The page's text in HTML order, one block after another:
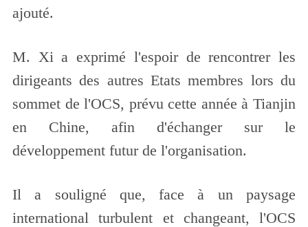
ajouté.
M. Xi a exprimé l'espoir de rencontrer les
dirigeants des autres Etats membres lors du
sommet de l'OCS, prévu cette année à Tianjin
en Chine, afin d'échanger sur le
développement futur de l'organisation.
Il a souligné que, face à un paysage
international turbulent et changeant, l'OCS